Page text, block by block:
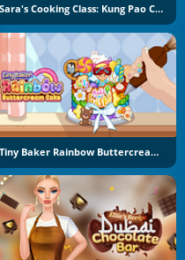
Sara's Cooking Class: Kung Pao Chicken
Tiny Baker Rainbow Buttercream Cake